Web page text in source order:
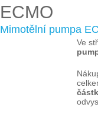
ECMO
Mimotělní pumpa
Ve